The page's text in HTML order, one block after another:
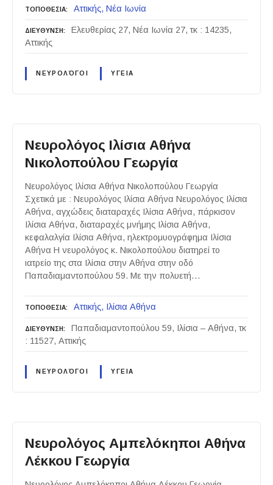
ΤΟΠΟΘΕΣΙΑ Αττικής Νέα Ιωνία
ΔΙΕΥΘΥΝΣΗ
Ελευθερίας 27, Νέα Ιωνία 27, τκ : 14235,
Αττικής
ΝΕΥΡΟΛΌΓΟΙ ΥΓΕΙΑ
Νευρολόγος Ιλίσια Αθήνα
Νικολοπούλου Γεωργία
Νευρολόγος Ιλίσια Αθήνα Νικολοπούλου Γεωργία
Σχετικά με : Νευρολόγος Ιλίσια Αθήνα Νευρολόγος Ιλίσια
Αθήνα, αγχώδεις διαταραχές Ιλίσια Αθήνα, πάρκισον
Ιλίσια Αθήνα, διαταραχές μνήμης Ιλίσια Αθήνα,
κεφαλαλγία Ιλίσια Αθήνα, ηλεκτρομυογράφημα Ιλίσια
Αθήνα Η νευρολόγος κ. Νικολοπούλου διατηρεί το
ιατρείο της στα Ιλίσια στην Αθήνα στην οδό
Παπαδιαμαντοπούλου 59. Με την πολυετή…
ΤΟΠΟΘΕΣΙΑ Αττικής Ιλίσια Αθήνα
ΔΙΕΥΘΥΝΣΗ
Παπαδιαμαντοπούλου 59, Ιλίσια – Αθήνα, τκ
: 11527, Αττικής
ΝΕΥΡΟΛΌΓΟΙ ΥΓΕΙΑ
Νευρολόγος Αμπελόκηποι Αθήνα
Λέκκου Γεωργία